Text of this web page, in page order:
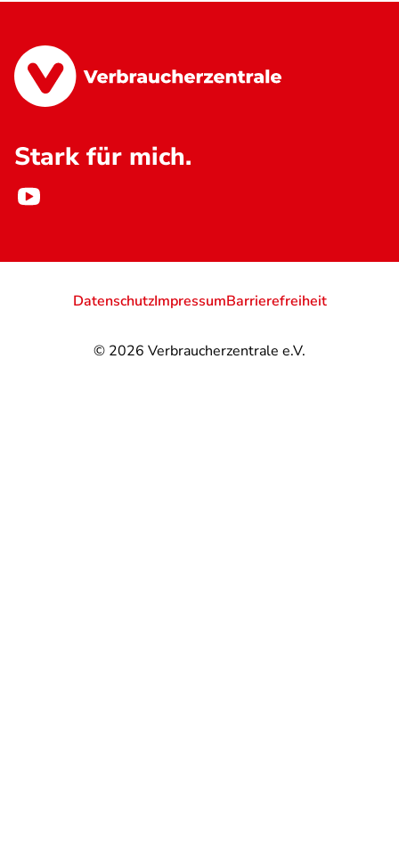
Stark für mich.
© 2026 Verbraucherzentrale e.V.
DatenschutzImpressumBarrierefreiheit